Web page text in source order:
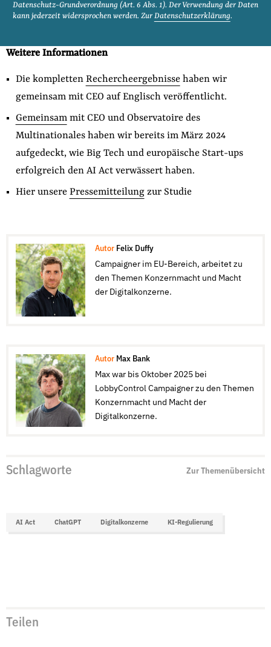
Datenschutz-Grundverordnung (Art. 6 Abs. 1). Der Verwendung der Daten
kann jederzeit widersprochen werden. Zur Datenschutzerklärung.
Weitere Informationen
Die kompletten Rechercheergebnissehaben wir
gemeinsam mit CEO auf Englisch veröffentlicht.
Gemeinsammit CEO und Observatoire des
Multinationales haben wir bereits im März 2024
aufgedeckt, wie Big Tech und europäische Start-ups
erfolgreich den AI Act verwässert haben.
Hier unsere Pressemitteilungzur Studie
Autor Felix Duffy
Campaigner im EU-Bereich, arbeitet zu
den Themen Konzernmacht und Macht
der Digitalkonzerne.
Autor Max Bank
Max war bis Oktober 2025 bei
LobbyControl Campaigner zu den Themen
Konzernmacht und Macht der
Digitalkonzerne.
Schlagworte Zur Themenübersicht
AI Act ChatGPT Digitalkonzerne KI-Regulierung
Teilen